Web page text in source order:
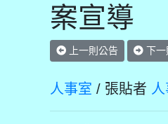
案宣導
上一則公告 下一
人事室 / 張貼者